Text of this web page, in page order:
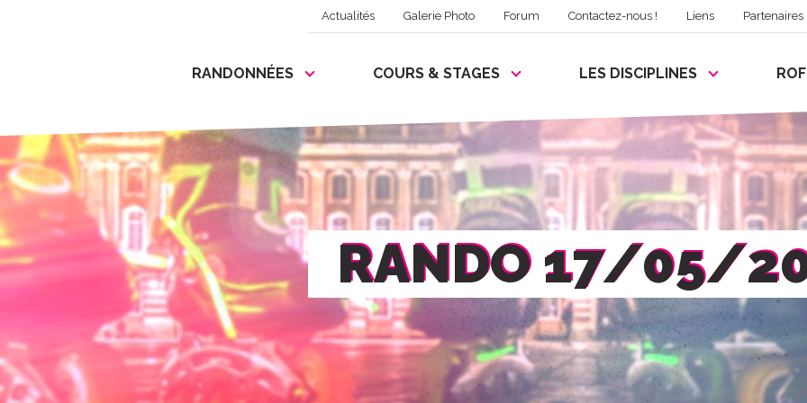
RANDONNÉES COURS & STAGES LES DISCIPLINES
Actualités Galerie Photo Forum Contactez-nous ! Liens Partenaires
RANDO 17/05/